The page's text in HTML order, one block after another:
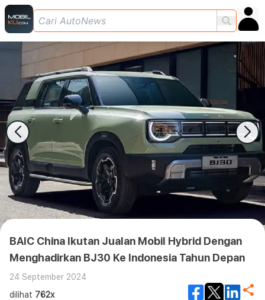
BAIC China Ikutan Jualan Mobil Hybrid Dengan
Menghadirkan BJ30 Ke Indonesia Tahun Depan
24 September 2024
dilihat 762x